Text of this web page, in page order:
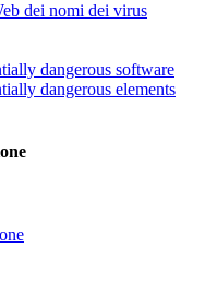
dei nomi dei virus
dangerous software
dangerous elements